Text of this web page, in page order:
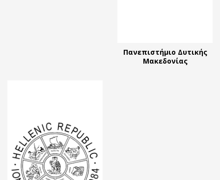
Πανεπιστήμιο Δυτικής
Μακεδονίας